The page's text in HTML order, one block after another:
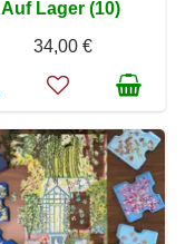
Auf Lager (10)
34,00 €